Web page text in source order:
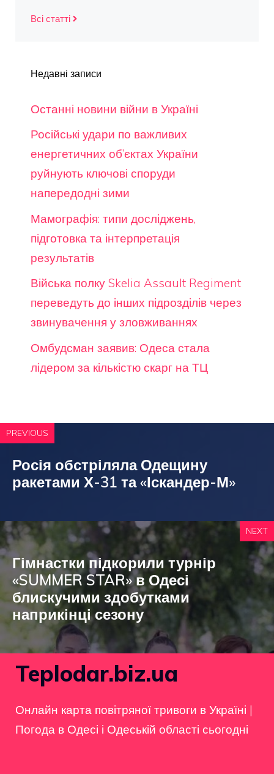
Всі статті
Недавні записи
Останні новини війни в Україні
Російські удари по важливих
енергетичних об’єктах України
руйнують ключові споруди
напередодні зими
Мамографія: типи досліджень,
підготовка та інтерпретація
результатів
Війська полку Skelia Assault Regiment
переведуть до інших підрозділів через
звинувачення у зловживаннях
Омбудсман заявив: Одеса стала
лідером за кількістю скарг на ТЦ
PREVIOUS
Росія обстріляла Одещину
ракетами Х-31 та «Іскандер-М»
NEXT
Гімнастки підкорили турнір
«SUMMER STAR» в Одесі
блискучими здобутками
наприкінці сезону
Teplodar.biz.ua
Онлайн карта повітряної тривоги в Україні |
Погода в Одесі і Одеській області сьогодні